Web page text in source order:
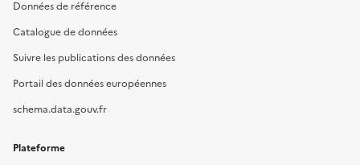
Données de référence
Catalogue de données
Suivre les publications des données
Portail des données européennes
schema.data.gouv.fr
Plateforme